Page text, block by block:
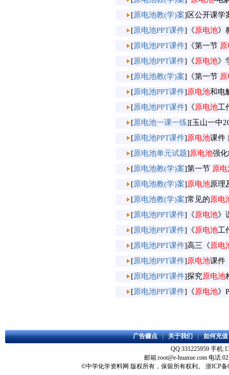
[原电池教(学)案] 区公开课学
[原电池PPT课件] 《原电池》
[原电池PPT课件] 《第一节
[原电池PPT课件] 《原电池》
[原电池教(学)案] 《第一节
[原电池PPT课件]原电池和电
[原电池PPT课件] 《原电池工
[原电池一课一练][玉山一中
[原电池PPT课件]原电池课件
[原电池单元试题]原电池强
[原电池教(学)案]第一节 原
[原电池教(学)案]原电池原理
[原电池教(学)案]常见的原电
[原电池PPT课件] 《原电池》
[原电池PPT课件] 《原电池工
[原电池PPT课件]高三《原电
[原电池PPT课件]原电池课件
[原电池PPT课件]探究原电池
[原电池PPT课件] 《原电池》
广告赚点|关于我们|如何充值
QQ:331225959 手机
邮箱:root@e-huaxue.com 电话
©中学化学资料网 版权所有，保留所有权利。 浙ICP备